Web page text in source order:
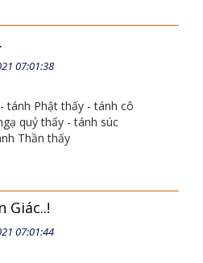
07:01:38
tánh Phật thấy - tánh cô
quỷ thấy - tánh súc
Thần thấy
Giác..!
07:01:44